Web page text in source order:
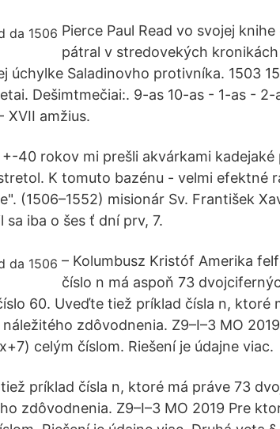
Pierce Paul Read vo svojej
pátral v stredovekých
úchylke Saladinovho protivníka. 1503
Dešimtmečiai:. 9-as 10-as - 1-as -
XVII amžius.
40 rokov mi prešli akvárkami
K tomuto bazénu - velmi efektné
(1506–1552) misionár Sv. František
sa iba o šes ť dní prv, 7.
– Kolumbusz Kristóf Amerika
číslo n má aspoň 73
60. Uveďte tiež príklad čísla n, ktoré
zdôvodnenia. Z9–I–3 MO
celým číslom. Riešení je údajne viac.
príklad čísla n, ktoré má práve 73
zdôvodnenia. Z9–I–3 MO 2019 Pre